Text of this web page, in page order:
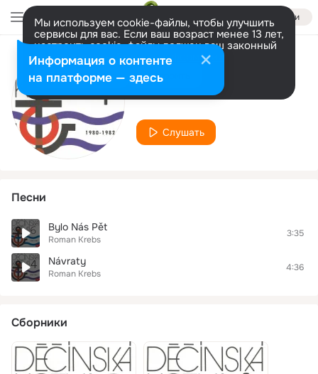
Войти
Мы используем cookie-файлы, чтобы улучшить
сервисы для вас. Если ваш возраст менее 13 лет,
настроить cookie-файлы должен ваш законный
представитель. Больше информации
Разрешить все Настроить
Исполнитель
Roman Krebs
Слушать
Песни
Bylo Nás Pět
Roman Krebs
3:35
Návraty
Roman Krebs
4:36
Сборники
Информация о контенте
на платформе — здесь